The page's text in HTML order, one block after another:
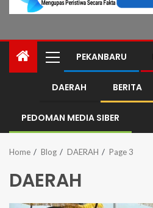
PEKANBARU
DAERAH BERITA
PEDOMAN MEDIA SIBER
Home Blog DAERAH Page 3
DAERAH